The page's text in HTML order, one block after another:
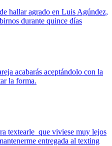
hallar agrado en Luis Agúndez,
durante quince días
acabarás aceptándolo con la
la forma.
textearle que viviese muy lejos
entregada al texting